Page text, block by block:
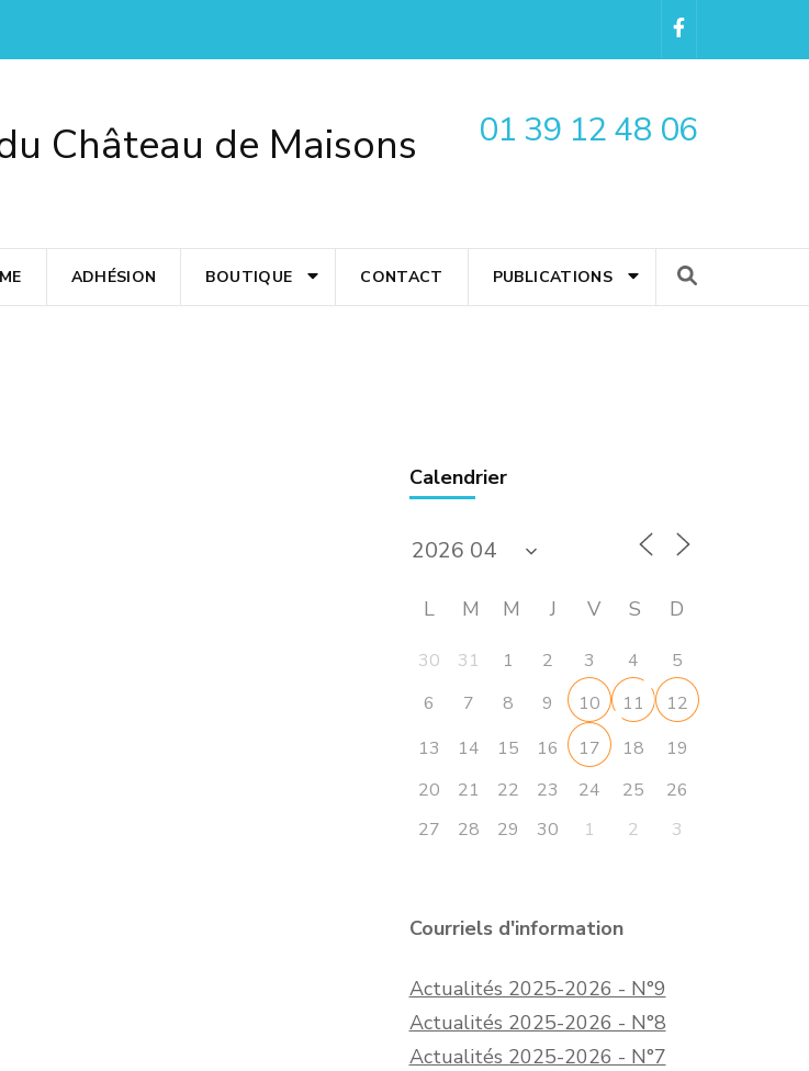
Château de Maisons 01 39 12 48 06
ADHÉSION BOUTIQUE CONTACT PUBLICATIONS
Calendrier
L M M J V S D
30 31 1 2 3 4
5
6
7 8 9 10 11
12
13
14 15 16 17 18
19
20
21 22 23 24 25
26
27
28 29 30 1 2 3
Courriels d'information
Actualités 2025-2026 - N°9
Actualités 2025-2026 - N°8
Actualités 2025-2026 - N°7